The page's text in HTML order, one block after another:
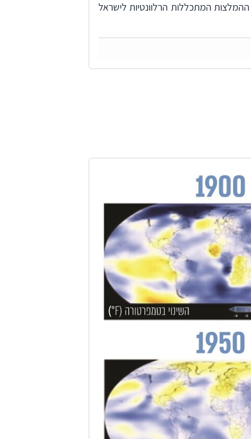
המתכללות הרלוונטיות לישראל
במשרד האנרגייה, במשרד החקלאות
התכנון וברשות חירום לאומית.
ברשות שוק ההון, בבנק ישראל,
המדינה בירר נושאים נוספים עם גופים